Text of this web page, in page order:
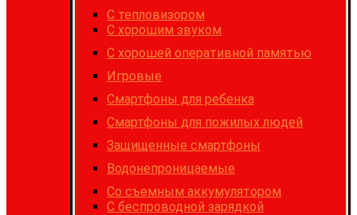
С тепловизором
С хорошим звуком
С хорошей оперативной памятью
Игровые
Cмартфоны для ребенка
Смартфоны для пожилых людей
Защищенные смартфоны
Водонепроницаемые
Со съемным аккумулятором
С беспроводной зарядкой